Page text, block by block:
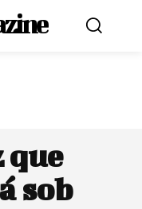
que
sob